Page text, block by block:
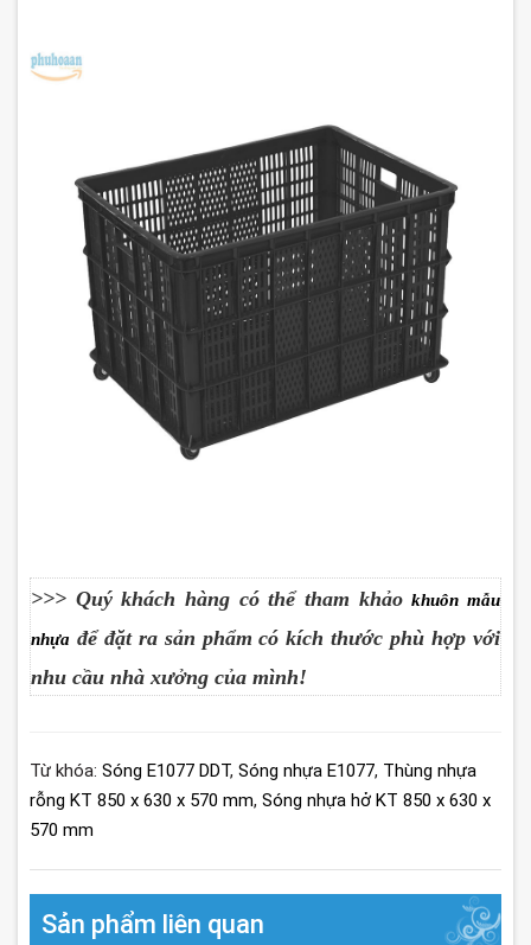
>>> Quý khách hàng có thể tham khảokhuôn mẫu
nhựa để đặt ra sản phẩm có kích thước phù hợp với
nhu cầu nhà xưởng của mình!
Từ khóa: Sóng E1077 DDT, Sóng nhựa E1077, Thùng nhựa
rỗng KT 850 x 630 x 570 mm, Sóng nhựa hở KT 850 x 630 x
570 mm
Sản phẩm liên quan